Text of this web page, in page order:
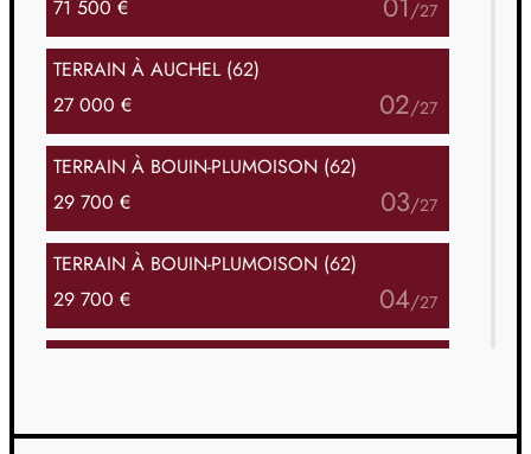
71 500 €
01/27
TERRAIN À AUCHEL (62)
27 000 €
02/27
TERRAIN À BOUIN-PLUMOISON (62)
29 700 €
03/27
TERRAIN À BOUIN-PLUMOISON (62)
29 700 €
04/27